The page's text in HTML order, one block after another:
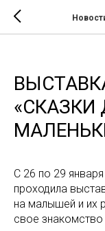
С 26 по 29
проходила
на малышей и их
свое знакомство